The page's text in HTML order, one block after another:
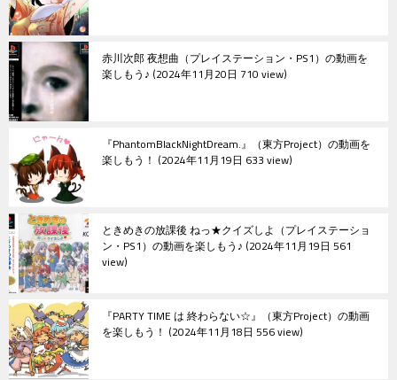
赤川次郎 夜想曲（プレイステーション・PS1）の動画を
楽しもう♪ 2024年11月20日 710 view
『PhantomBlackNightDream.』（東方Project）の動画を
楽しもう！ 2024年11月19日 633 view
ときめきの放課後 ねっ★クイズしよ（プレイステーショ
ン・PS1）の動画を楽しもう♪ 2024年11月19日 561
view
『PARTY TIME は 終わらない☆』（東方Project）の動画
を楽しもう！ 2024年11月18日 556 view